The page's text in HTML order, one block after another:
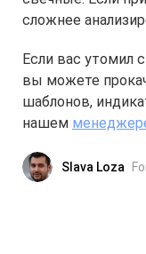
сложнее
Если вас утомил
вы можете
шаблонов,
нашем
Slava Loza